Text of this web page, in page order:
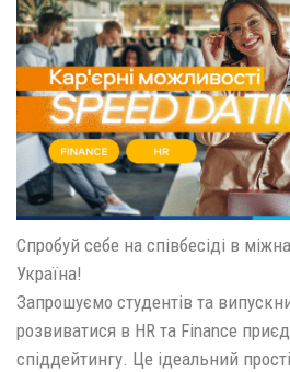
Спробуй себе на співбесіді в
Україна!
Запрошуємо студентів та
розвиватися в HR та Finance
спіддейтингу. Це ідеальний